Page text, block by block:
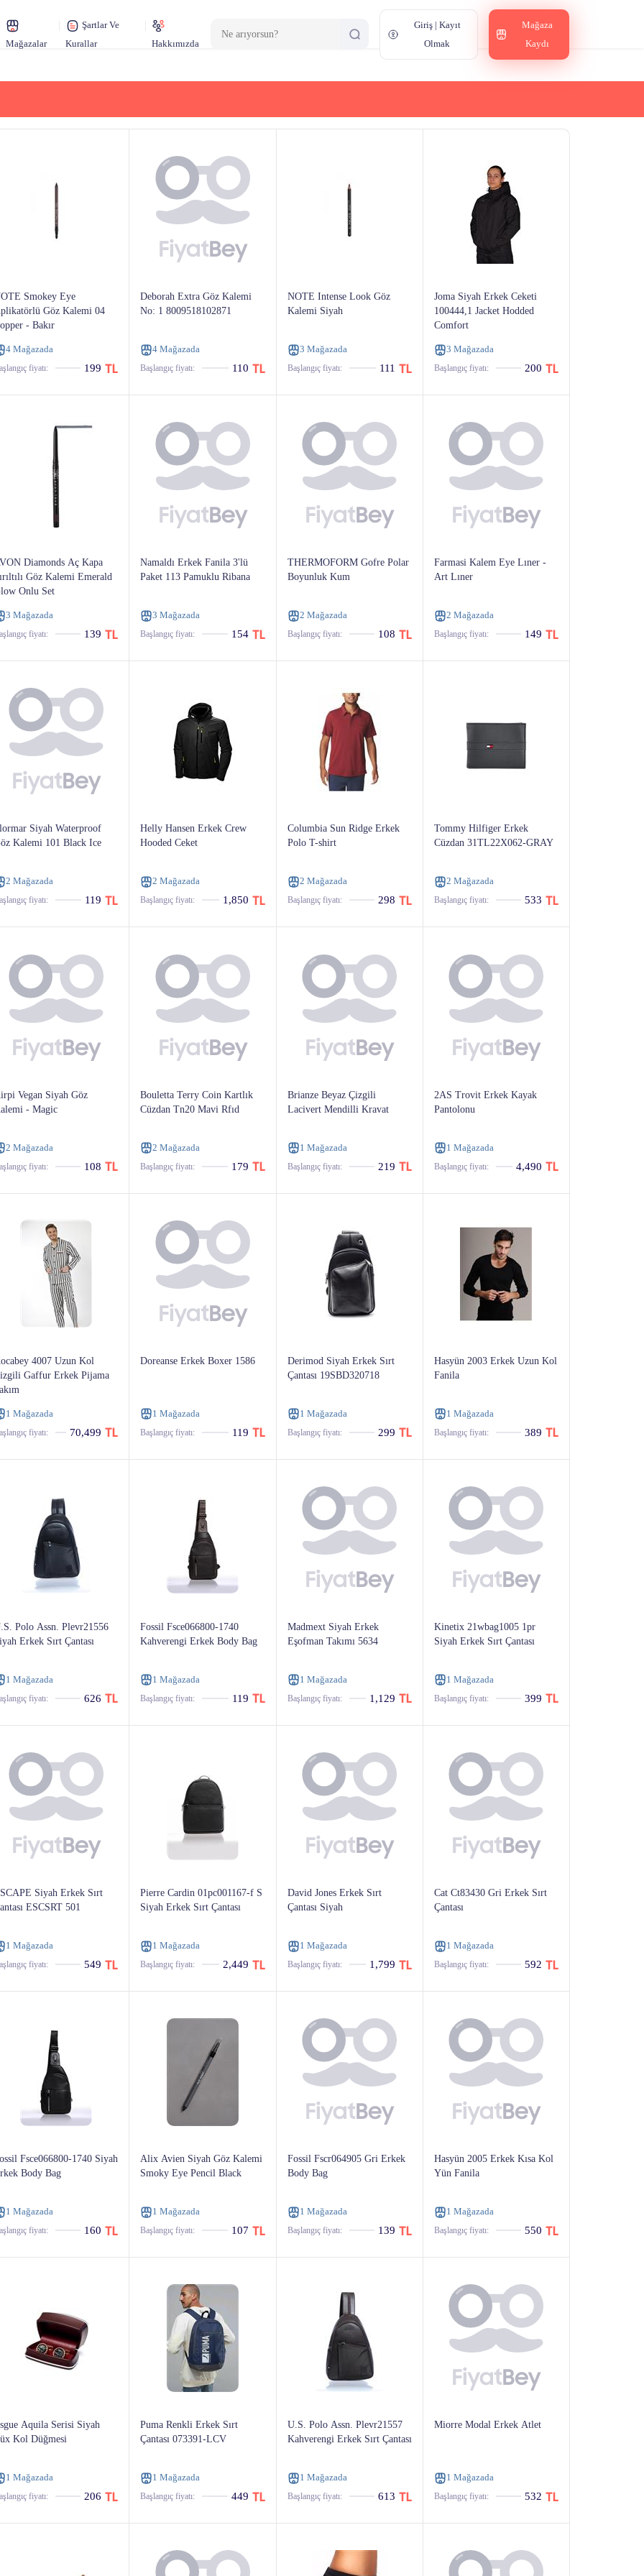
Mağazalar
Şartlar Ve
Kurallar
Hakkımızda
Giriş | Kayıt
Olmak
Mağaza
Kaydı
Smokey Eye
Göz Kalemi 04
- Bakır
4 Mağazada
​​fiyatı: 199
Deborah Extra Göz Kalemi
No: 1 8009518102871
4 Mağazada
Başlangıç ​​fiyatı: 110
NOTE Intense Look Göz
Kalemi Siyah
3 Mağazada
Başlangıç ​​fiyatı: 111
Joma Siyah Erkek Ceketi
100444,1 Jacket Hodded
Comfort
3 Mağazada
Başlangıç ​​fiyatı: 200
Diamonds Aç Kapa
Göz Kalemi Emerald
Onlu Set
3 Mağazada
​​fiyatı: 139
Namaldı Erkek Fanila 3'lü
Paket 113 Pamuklu Ribana
3 Mağazada
Başlangıç ​​fiyatı: 154
THERMOFORM Gofre Polar
Boyunluk Kum
2 Mağazada
Başlangıç ​​fiyatı: 108
Farmasi Kalem Eye Lıner -
Art Lıner
2 Mağazada
Başlangıç ​​fiyatı: 149
Siyah Waterproof
Kalemi 101 Black Ice
2 Mağazada
​​fiyatı: 119
Helly Hansen Erkek Crew
Hooded Ceket
2 Mağazada
Başlangıç ​​fiyatı: 1,850
Columbia Sun Ridge Erkek
Polo T-shirt
2 Mağazada
Başlangıç ​​fiyatı: 298
Tommy Hilfiger Erkek
Cüzdan 31TL22X062-GRAY
2 Mağazada
Başlangıç ​​fiyatı: 533
Vegan Siyah Göz
- Magic
2 Mağazada
​​fiyatı: 108
Bouletta Terry Coin Kartlık
Cüzdan Tn20 Mavi Rfıd
2 Mağazada
Başlangıç ​​fiyatı: 179
Brianze Beyaz Çizgili
Lacivert Mendilli Kravat
1 Mağazada
Başlangıç ​​fiyatı: 219
2AS Trovit Erkek Kayak
Pantolonu
1 Mağazada
Başlangıç ​​fiyatı: 4,490
4007 Uzun Kol
Gaffur Erkek Pijama
1 Mağazada
​​fiyatı: 70,499
Doreanse Erkek Boxer 1586
1 Mağazada
Başlangıç ​​fiyatı: 119
Derimod Siyah Erkek Sırt
Çantası 19SBD320718
1 Mağazada
Başlangıç ​​fiyatı: 299
Hasyün 2003 Erkek Uzun Kol
Fanila
1 Mağazada
Başlangıç ​​fiyatı: 389
Polo Assn. Plevr21556
Erkek Sırt Çantası
1 Mağazada
​​fiyatı: 626
Fossil Fsce066800-1740
Kahverengi Erkek Body Bag
1 Mağazada
Başlangıç ​​fiyatı: 119
Madmext Siyah Erkek
Eşofman Takımı 5634
1 Mağazada
Başlangıç ​​fiyatı: 1,129
Kinetix 21wbag1005 1pr
Siyah Erkek Sırt Çantası
1 Mağazada
Başlangıç ​​fiyatı: 399
Siyah Erkek Sırt
ESCSRT 501
1 Mağazada
​​fiyatı: 549
Pierre Cardin 01pc001167-f S
Siyah Erkek Sırt Çantası
1 Mağazada
Başlangıç ​​fiyatı: 2,449
David Jones Erkek Sırt
Çantası Siyah
1 Mağazada
Başlangıç ​​fiyatı: 1,799
Cat Ct83430 Gri Erkek Sırt
Çantası
1 Mağazada
Başlangıç ​​fiyatı: 592
Fsce066800-1740 Siyah
Body Bag
1 Mağazada
​​fiyatı: 160
Alix Avien Siyah Göz Kalemi
Smoky Eye Pencil Black
1 Mağazada
Başlangıç ​​fiyatı: 107
Fossil Fscr064905 Gri Erkek
Body Bag
1 Mağazada
Başlangıç ​​fiyatı: 139
Hasyün 2005 Erkek Kısa Kol
Yün Fanila
1 Mağazada
Başlangıç ​​fiyatı: 550
Aquila Serisi Siyah
Kol Düğmesi
1 Mağazada
​​fiyatı: 206
Puma Renkli Erkek Sırt
Çantası 073391-LCV
1 Mağazada
Başlangıç ​​fiyatı: 449
U.S. Polo Assn. Plevr21557
Kahverengi Erkek Sırt Çantası
1 Mağazada
Başlangıç ​​fiyatı: 613
Miorre Modal Erkek Atlet
1 Mağazada
Başlangıç ​​fiyatı: 532